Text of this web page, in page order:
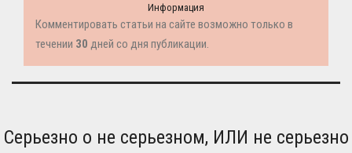
Информация
Комментировать статьи на сайте возможно только в
течении 30 дней со дня публикации.
Серьезно о не серьезном, ИЛИ не серьезно